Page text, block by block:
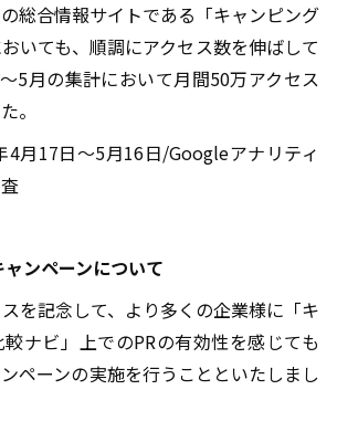
総合情報サイトである「キャンピング
いても、順調にアクセス数を伸ばして
5月の集計において月間50万アクセス
。
4月17日～5月16日/Googleアナリティ
ンペーンについて
を記念して、より多くの企業様に「キ
ナビ」上でのPRの有効性を感じても
ペーンの実施を行うことといたしまし